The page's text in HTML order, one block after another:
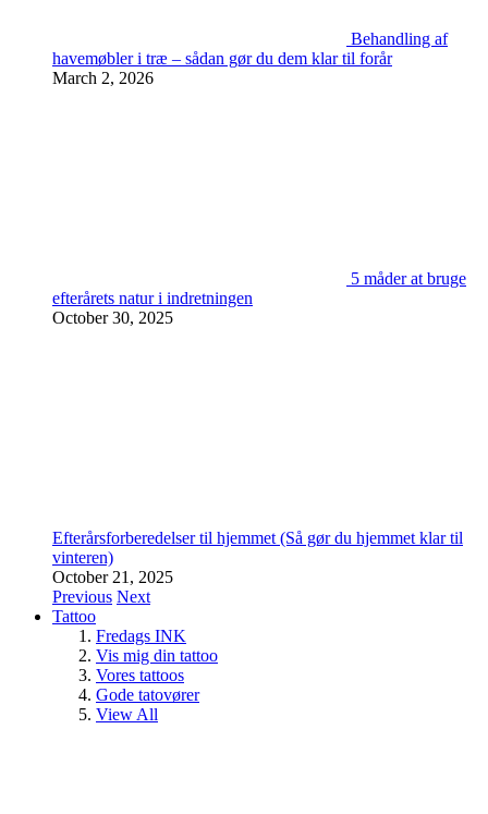
Behandling af
havemøbler i træ – sådan gør du dem klar til forår
March 2, 2026
5 måder at bruge
efterårets natur i indretningen
October 30, 2025
Efterårsforberedelser til hjemmet (Så gør du hjemmet klar til
vinteren)
October 21, 2025
Previous Next
Tattoo
Fredags INK
Vis mig din tattoo
Vores tattoos
Gode tatovører
View All